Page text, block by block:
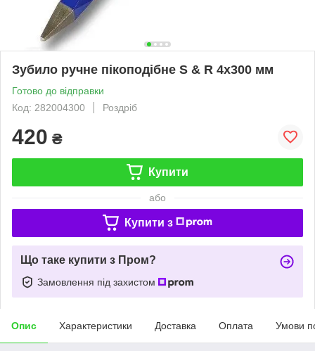
Зубило ручне пікоподібне S & R 4х300 мм
Готово до відправки
Код: 282004300
Роздріб
420 ₴
Купити
або
Купити з
Що таке купити з Пром?
Замовлення під захистом
Опис Характеристики Доставка Оплата Умови